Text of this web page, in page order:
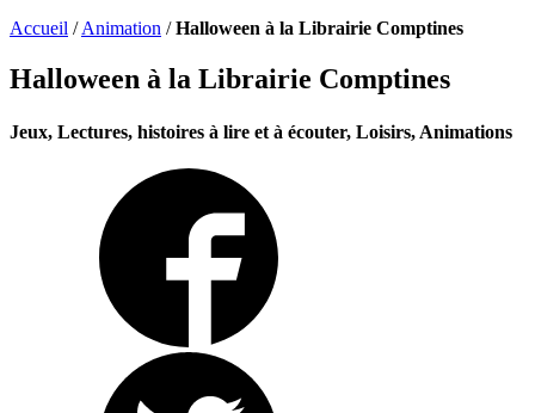
Accueil /Animation /Halloween à la Librairie Comptines
Halloween à la Librairie Comptines
Jeux, Lectures, histoires à lire et à écouter, Loisirs, Animations